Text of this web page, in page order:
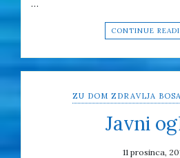
…
CONTINUE
ZU DOM ZDRAVLJA
Javni
11 prosinca,